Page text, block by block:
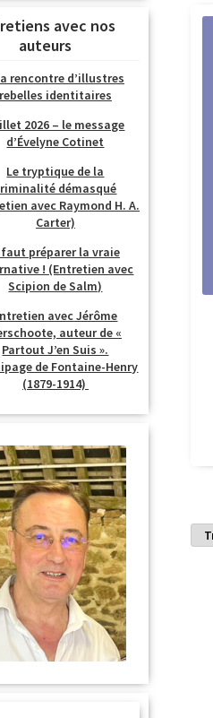
avec nos
auteurs
rencontre d’illustres
rebelles identitaires
2026 – le message
d’Évelyne Cotinet
Le tryptique de la
démasqué
avec Raymond H. A.
Carter)
préparer la vraie
! (Entretien avec
Scipion de Salm)
avec Jérôme
auteur de «
Partout J’en Suis ».
de Fontaine-Henry
(1879-1914)